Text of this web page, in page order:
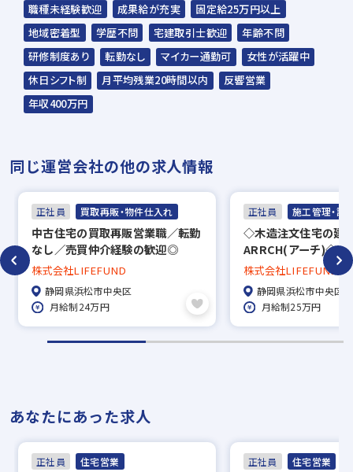
職種未経験歓迎
成果給が充実
固定給25万円以上
地域密着型
学歴不問 宅建取引士歓迎
年齢不問
研修制度あり
転勤なし マイカー通勤可
女性が活躍中
休日シフト制
月平均残業20時間以内
反響営業
年収400万円
同じ運営会社の他の求人情報
正社員 買取再販・物件仕入れ
中古住宅の買取再販営業職／転勤
なし／売買仲介経験の歓迎◎
株式会社LIFEFUND
静岡県浜松市中央区
月給制24万円
正社員 施工管理・設
◇木造注文住宅の建
ARRCH(アーチ)◇施
者の採用！／休日自
株式会社LIFEFUND
静岡県浜松市中央区
月給制25万円
あなたにあった求人
正社員 住宅営業 正社員 住宅営業